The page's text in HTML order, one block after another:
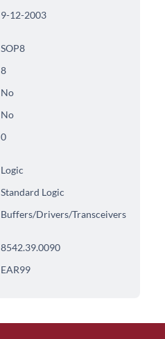
9-12-2003
SOP8
8
No
No
0
Logic
Standard Logic
Buffers/Drivers/Transceivers
8542.39.0090
EAR99